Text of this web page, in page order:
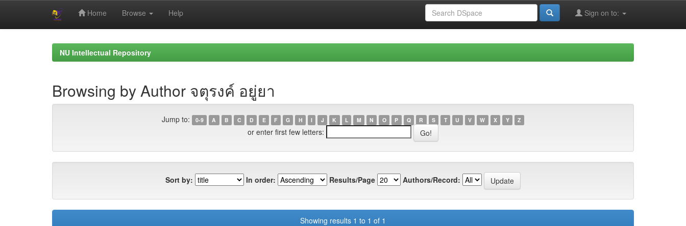
Home Browse Help Sign on to:
NU Intellectual Repository
Browsing by Author จตุรงค์ อยู่ยา
Jump to: 0-9 A B C D E F G H I J K L M N O P Q R S T U V W X Y Z
or enter first few letters:
Sort by: In order: Results/Page Authors/Record:
Showing results 1 to 1 of 1